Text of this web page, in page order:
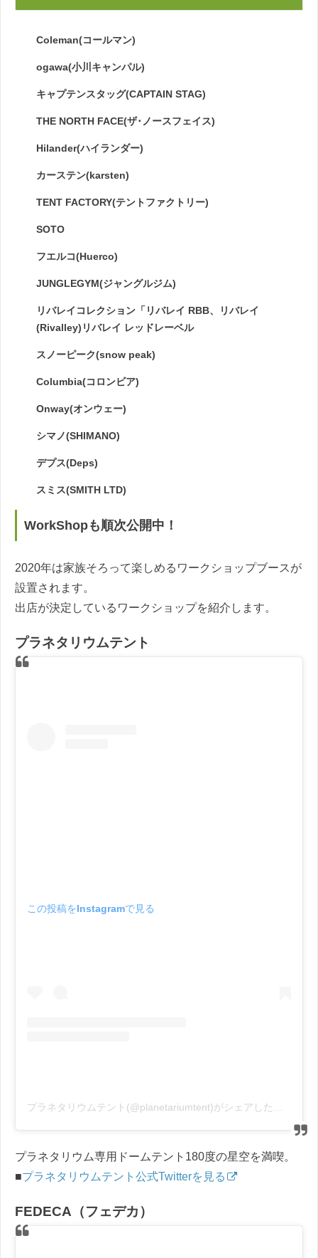
Coleman(コールマン)
ogawa(小川キャンパル)
キャプテンスタッグ(CAPTAIN STAG)
THE NORTH FACE(ザ･ノースフェイス)
Hilander(ハイランダー)
カーステン(karsten)
TENT FACTORY(テントファクトリー)
SOTO
フエルコ(Huerco)
JUNGLEGYM(ジャングルジム)
リバレイコレクション「リバレイ RBB、リバレイ
(Rivalley)リバレイ レッドレーベル
スノーピーク(snow peak)
Columbia(コロンビア)
Onway(オンウェー)
シマノ(SHIMANO)
デプス(Deps)
スミス(SMITH LTD)
WorkShopも順次公開中！
2020年は家族そろって楽しめるワークショップブースが
設置されます。
出店が決定しているワークショップを紹介します。
プラネタリウムテント
この投稿をInstagramで見る
プラネタリウム専用ドームテント180度の星空を満喫。
■プラネタリウムテント公式Twitterを見る
FEDECA（フェデカ）